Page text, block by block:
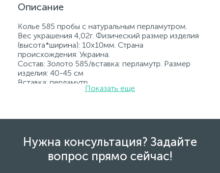
Описание
Колье 585 пробы с натуральным перламутром.
Вес украшения 4,02г. Физический размер изделия
(высота*ширина): 10x10мм. Страна
происхождения: Украина.
Состав: Золото 585/вставка: перламутр. Размер
изделия: 40-45 см
Вставка: перламутр.
Все ювелирные изделия представленные на
пробирной службой Украины, на всех изделиях
ювелирному украшению прилагаются бирка с
указанием всех параметров.*Цвета изделий на
сайте могут незначительно отличаться от
Показать еще
Нужна консультация? Задайте
вопрос прямо сейчас!